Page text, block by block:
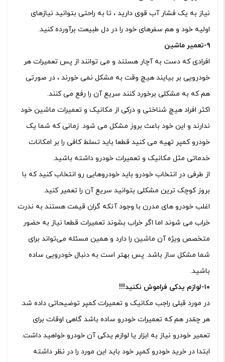
نیاز به یک فشار آب قوی دارید ، تا به راحتی بتوانید نیازهای
اولیه خود و هم سفرهای خود را در دل طبیعت برآورده کنید.
۹-تعمیر ماشین
افرادی که دست به آچار هستند و می توانند از پس تعمیرات هر
خودرویی بر بیایند هیچ وقت به مشکل نمی خورند ، در صورتی
هم که به مشکلی برخورد کنند سریع آن را رفع می کنند.
اکثر افراد هیچ شناختی و درکی از مکانیک و تعمیرات ماشین خود
ندارند و این خود باعث بروز مشکل می شود. زمانی که شما یک
خودرو کمپر تهیه می کنید قطعا باید تسلط کافی را بر امکانات
خدماتی مثل مکانیک و تعمیرات خودرو داشته باشید.
از طرفی در انتخاب خودرو باید خودروهایی رو انتخاب کنید که با
بروز کوچک ترین مشکلی بتوانید سریع آن را تعمیر کنید.
اغلب خودرو های مدرن با وجود آنکه گران قیمت هستند به ندرت
خراب می شوند اما اگر خراب بشوند تعمیرات قطعا نیاز به حضور
متخصص ویژه آن ماشین را دارد و همین مسئله می‌تواند برای
شما مشکل ساز باشد. پس بهتر است به دنبال خودرویی ساده
باشید.
۱۰-لوازم یدکی فراموش نکنید!!!
در مورد قبلی راجب مکانیک و تعمیرات کمپر توضیحاتی داده شد.
هر چقدر هم که تعمیرات خودرو ساده باشد گاهی اوقات برای
تعمیر خودرو نیاز به ابزار یا لوازم یدکی آن خودرو خواهید داشت.
ابتدا در خرید خودرو کمپر خود باید این مورد را در نظر داشته